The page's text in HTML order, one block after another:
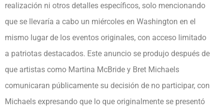
realización ni otros detalles específicos, solo mencionando
que se llevaría a cabo un miércoles en Washington en el
mismo lugar de los eventos originales, con acceso limitado
a patriotas destacados. Este anuncio se produjo después de
que artistas como Martina McBride y Bret Michaels
comunicaran públicamente su decisión de no participar, con
Michaels expresando que lo que originalmente se presentó